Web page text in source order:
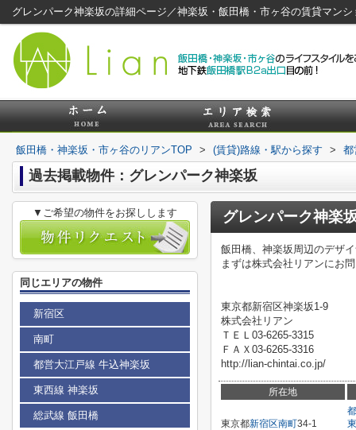
グレンパーク神楽坂の詳細ページ／神楽坂・飯田橋・市ヶ谷の賃貸マン
飯田橋・神楽坂・市ヶ谷のリアンTOP > (賃貸)路線・駅から探す > 都
過去掲載物件：グレンパーク神楽坂
グレンパーク神楽
飯田橋、神楽坂周辺のデザ
まずは株式会社リアンにお
東京都新宿区神楽坂1-9
株式会社リアン
ＴＥＬ03-6265-3315
ＦＡＸ03-6265-3316
http://lian-chintai.co.jp/
所在地
東京都新宿区南町34-1
▼ご希望の物件をお探しします
同じエリアの物件
新宿区
南町
都営大江戸線 牛込神楽坂
東西線 神楽坂
総武線 飯田橋